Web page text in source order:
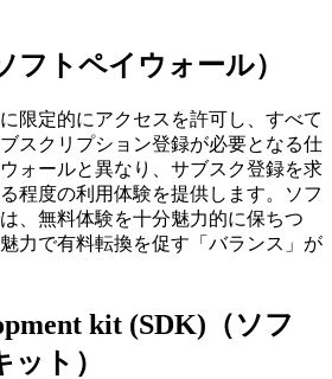
フトペイウォール）
限定的にアクセスを許可し、すべて
スクリプション登録が必要となる仕
ォールと異なり、サブスク登録を求
程度の利用体験を提供します。
ソフ
、無料体験を十分魅力的に保ちつ
力で有料転換を促す「バランス」が
kit (SDK)（ソフ
ット）